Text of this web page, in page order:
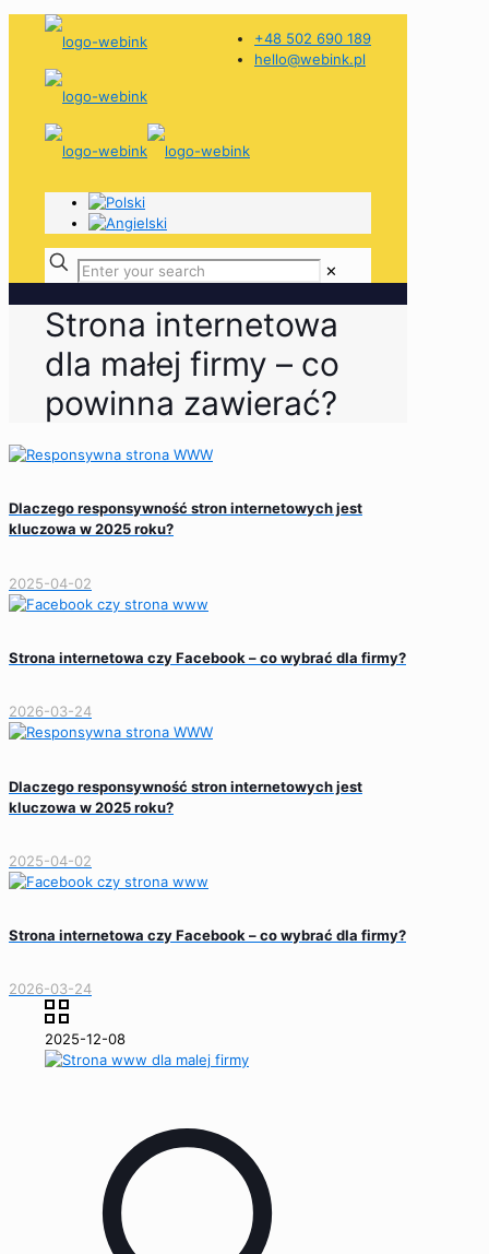
+48 502 690 189
hello@webink.pl
✕
Strona internetowa
dla małej firmy – co
powinna zawierać?
Dlaczego responsywność stron internetowych jest
kluczowa w 2025 roku?
2025-04-02
Strona internetowa czy Facebook – co wybrać dla firmy?
2026-03-24
Dlaczego responsywność stron internetowych jest
kluczowa w 2025 roku?
2025-04-02
Strona internetowa czy Facebook – co wybrać dla firmy?
2026-03-24
2025-12-08